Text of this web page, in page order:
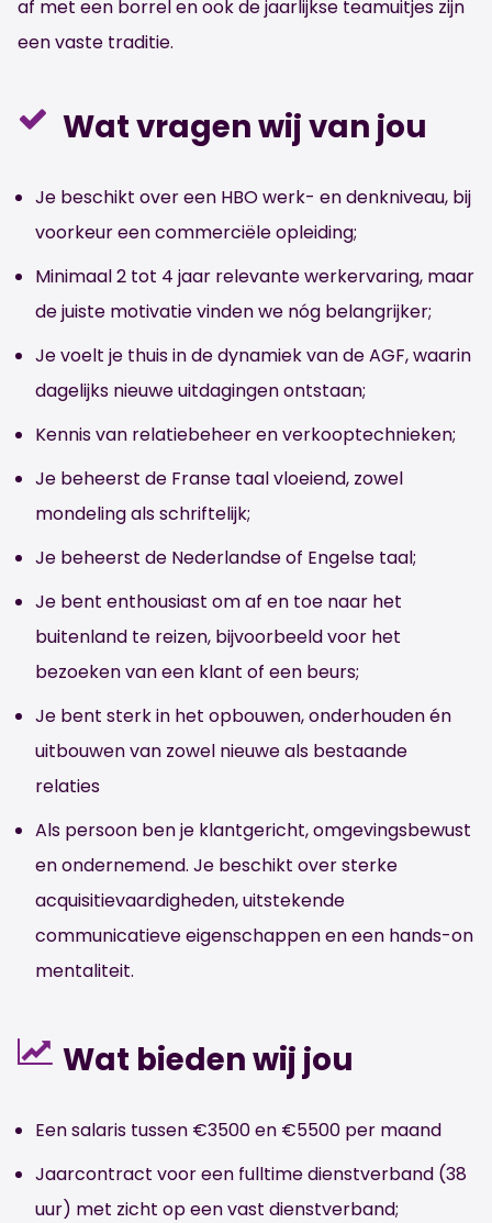
af met een borrel en ook de jaarlijkse teamuitjes zijn
een vaste traditie.
Wat vragen wij van jou
Je beschikt over een HBO werk- en denkniveau, bij
voorkeur een commerciële opleiding;
Minimaal 2 tot 4 jaar relevante werkervaring, maar
de juiste motivatie vinden we nóg belangrijker;
Je voelt je thuis in de dynamiek van de AGF, waarin
dagelijks nieuwe uitdagingen ontstaan;
Kennis van relatiebeheer en verkooptechnieken;
Je beheerst de Franse taal vloeiend, zowel
mondeling als schriftelijk;
Je beheerst de Nederlandse of Engelse taal;
Je bent enthousiast om af en toe naar het
buitenland te reizen, bijvoorbeeld voor het
bezoeken van een klant of een beurs;
Je bent sterk in het opbouwen, onderhouden én
uitbouwen van zowel nieuwe als bestaande
relaties
Als persoon ben je klantgericht, omgevingsbewust
en ondernemend. Je beschikt over sterke
acquisitievaardigheden, uitstekende
communicatieve eigenschappen en een hands-on
mentaliteit.
Wat bieden wij jou
Een salaris tussen €3500 en €5500 per maand
Jaarcontract voor een fulltime dienstverband (38
uur) met zicht op een vast dienstverband;